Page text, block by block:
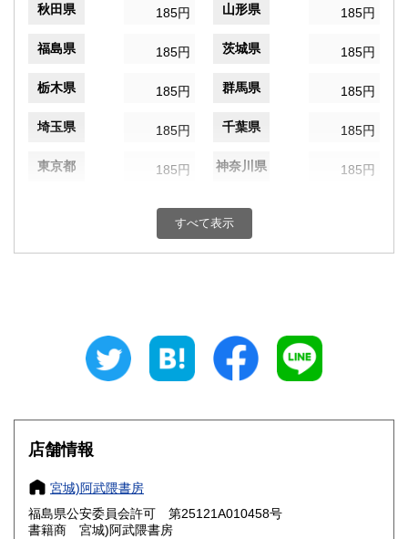
秋田県 185円 山形県 185円
福島県 185円 茨城県 185円
栃木県 185円 群馬県 185円
埼玉県 185円 千葉県 185円
東京都 185円 神奈川県 185円
185円 富山県
185円 三重県
大阪府
奈良県
鳥取県 185円 島根県
すべて表示
店舗情報
宮城)阿武隈書房
福島県公安委員会許可 第25121A010458号
書籍商 宮城)阿武隈書房